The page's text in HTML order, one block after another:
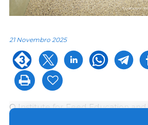
21 Novembro 2025
O Institute for Feed Education and